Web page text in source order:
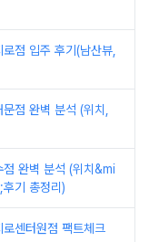
점 입주 후기(남산뷰,
점 완벽 분석 (위치,
점 완벽 분석 (위치&mi
기 총정리)
센터원점 팩트체크